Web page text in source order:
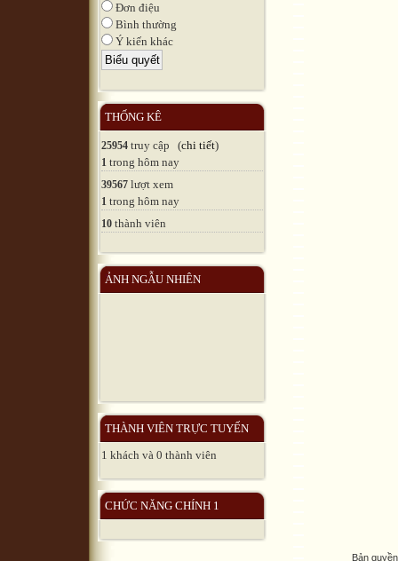
Đơn điệu
Bình thường
Ý kiến khác
THỐNG KÊ
25954 truy cập (chi tiết)
1 trong hôm nay
39567 lượt xem
1 trong hôm nay
10 thành viên
ẢNH NGẪU NHIÊN
THÀNH VIÊN TRỰC TUYẾN
1 khách và 0 thành viên
CHỨC NĂNG CHÍNH 1
Bản